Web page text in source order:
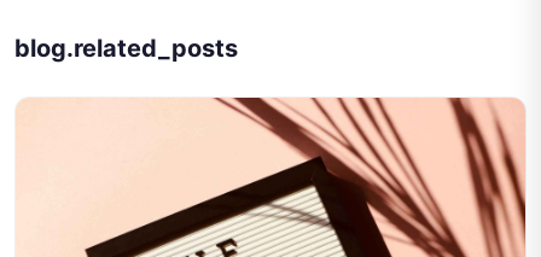
blog.related_posts